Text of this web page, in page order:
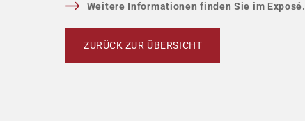
Weitere Informationen finden Sie im Exposé.
ZURÜCK ZUR ÜBERSICHT